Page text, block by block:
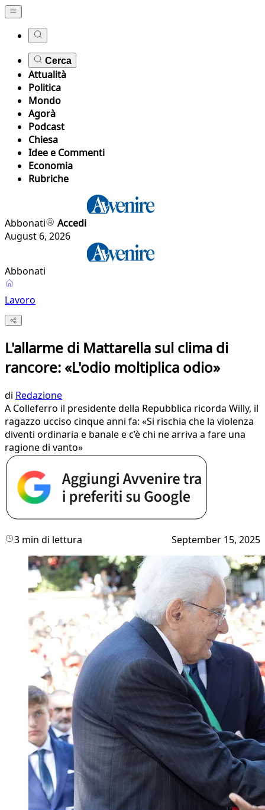
Cerca
Attualità
Politica
Mondo
Agorà
Podcast
Chiesa
Idee e Commenti
Economia
Rubriche
Abbonati
Accedi
August 6, 2026
Abbonati
Lavoro
L'allarme di Mattarella sul clima di
rancore: «L'odio moltiplica odio»
di Redazione
A Colleferro il presidente della Repubblica ricorda Willy, il
ragazzo ucciso cinque anni fa: «Si rischia che la violenza
diventi ordinaria e banale e c’è chi ne arriva a fare una
ragione di vanto»
3 min di lettura September 15, 2025